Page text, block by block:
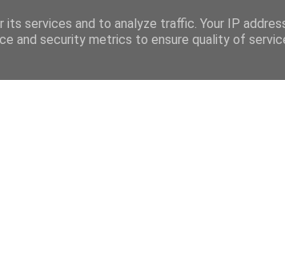
services and to analyze traffic. Your IP
and security metrics to ensure quality of